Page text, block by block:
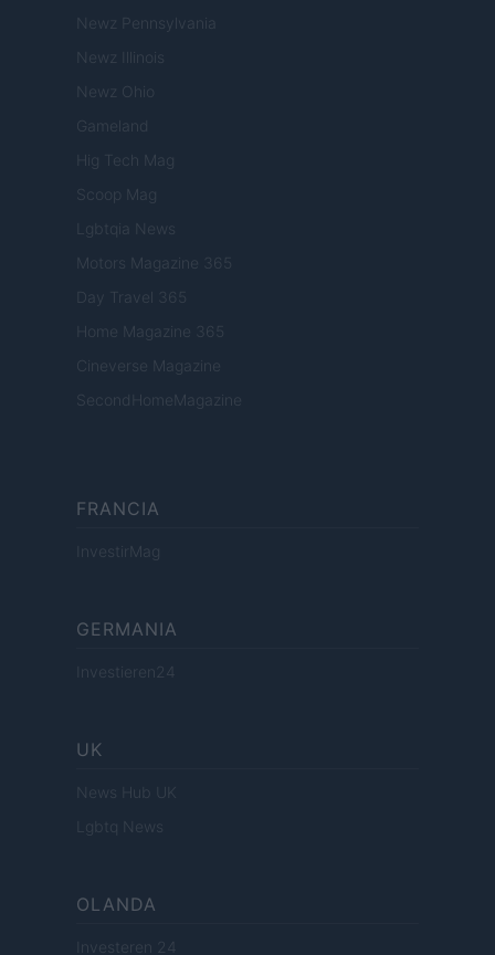
Newz Pennsylvania
Newz Illinois
Newz Ohio
Gameland
Hig Tech Mag
Scoop Mag
Lgbtqia News
Motors Magazine 365
Day Travel 365
Home Magazine 365
Cineverse Magazine
SecondHomeMagazine
FRANCIA
InvestirMag
GERMANIA
Investieren24
UK
News Hub UK
Lgbtq News
OLANDA
Investeren 24